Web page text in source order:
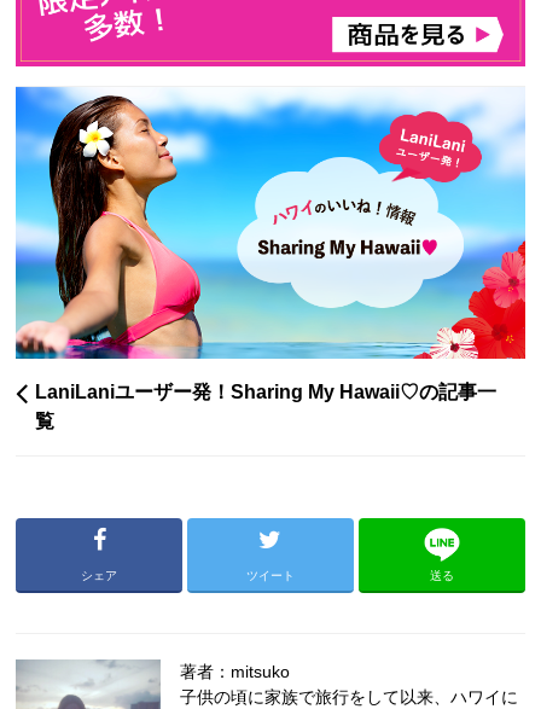
LaniLaniユーザー発！Sharing My Hawaii♡の記事一
覧
シェア ツイート 送る
著者：mitsuko
子供の頃に家族で旅行をして以来、ハワイに